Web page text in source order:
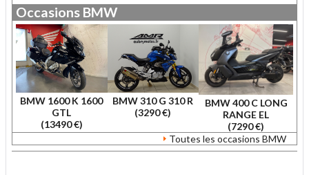
Occasions BMW
BMW 1600 K 1600
GTL
(13490 €)
BMW 310 G 310 R
(3290 €)
BMW 400 C LONG
RANGE EL
(7290 €)
Toutes les occasions BMW